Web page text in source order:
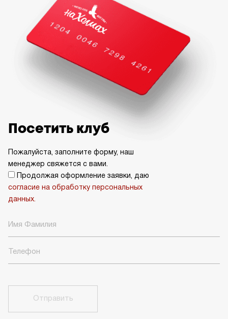
Посетить клуб
Пожалуйста, заполните форму, наш
менеджер свяжется с вами.
Продолжая оформление заявки, даю
согласие на обработку персональных
данных.
Отправить